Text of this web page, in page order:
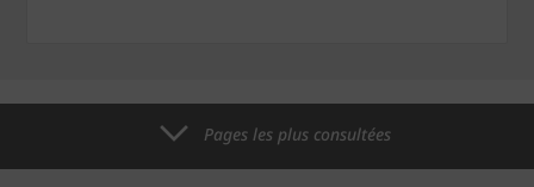
Pages les plus consultées